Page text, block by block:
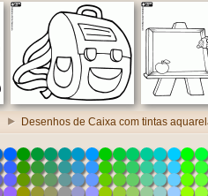
Desenhos de Caixa com tintas